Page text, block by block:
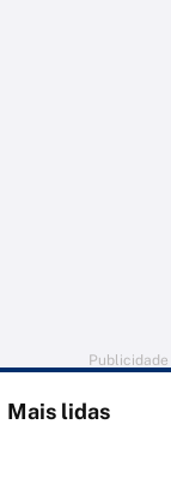
Publicidade
Mais lidas